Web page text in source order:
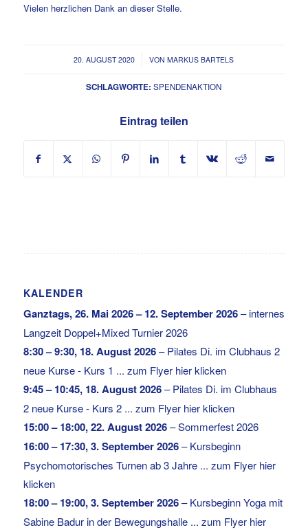
Vielen herzlichen Dank an dieser Stelle.
20. AUGUST 2020
/ VONMARKUS BARTELS
SCHLAGWORTE: SPENDENAKTION
Eintrag teilen
KALENDER
Ganztags,26. Mai 2026– 12. September 2026–internes
Langzeit Doppel+Mixed Turnier 2026
8:30– 9:30, 18. August 2026–Pilates Di. im Clubhaus 2
neue Kurse - Kurs 1 ... zum Flyer hier klicken
9:45– 10:45, 18. August 2026–Pilates Di. im Clubhaus
2 neue Kurse - Kurs 2 ... zum Flyer hier klicken
15:00– 18:00,22. August 2026–Sommerfest 2026
16:00– 17:30,3. September 2026–Kursbeginn
Psychomotorisches Turnen ab 3 Jahre ... zum Flyer hier
klicken
18:00– 19:00,3. September 2026–Kursbeginn Yoga mit
Sabine Badur in der Bewegungshalle ... zum Flyer hier